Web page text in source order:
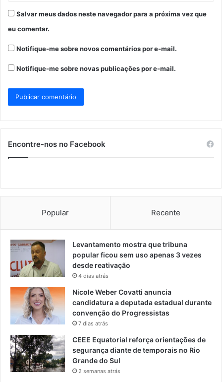
Salvar meus dados neste navegador para a próxima vez que
eu comentar.
Notifique-me sobre novos comentários por e-mail.
Notifique-me sobre novas publicações por e-mail.
Encontre-nos no Facebook
Popular Recente
Levantamento mostra que tribuna
popular ficou sem uso apenas 3 vezes
desde reativação
4 dias atrás
Nicole Weber Covatti anuncia
candidatura a deputada estadual durante
convenção do Progressistas
7 dias atrás
CEEE Equatorial reforça orientações de
segurança diante de temporais no Rio
Grande do Sul
2 semanas atrás